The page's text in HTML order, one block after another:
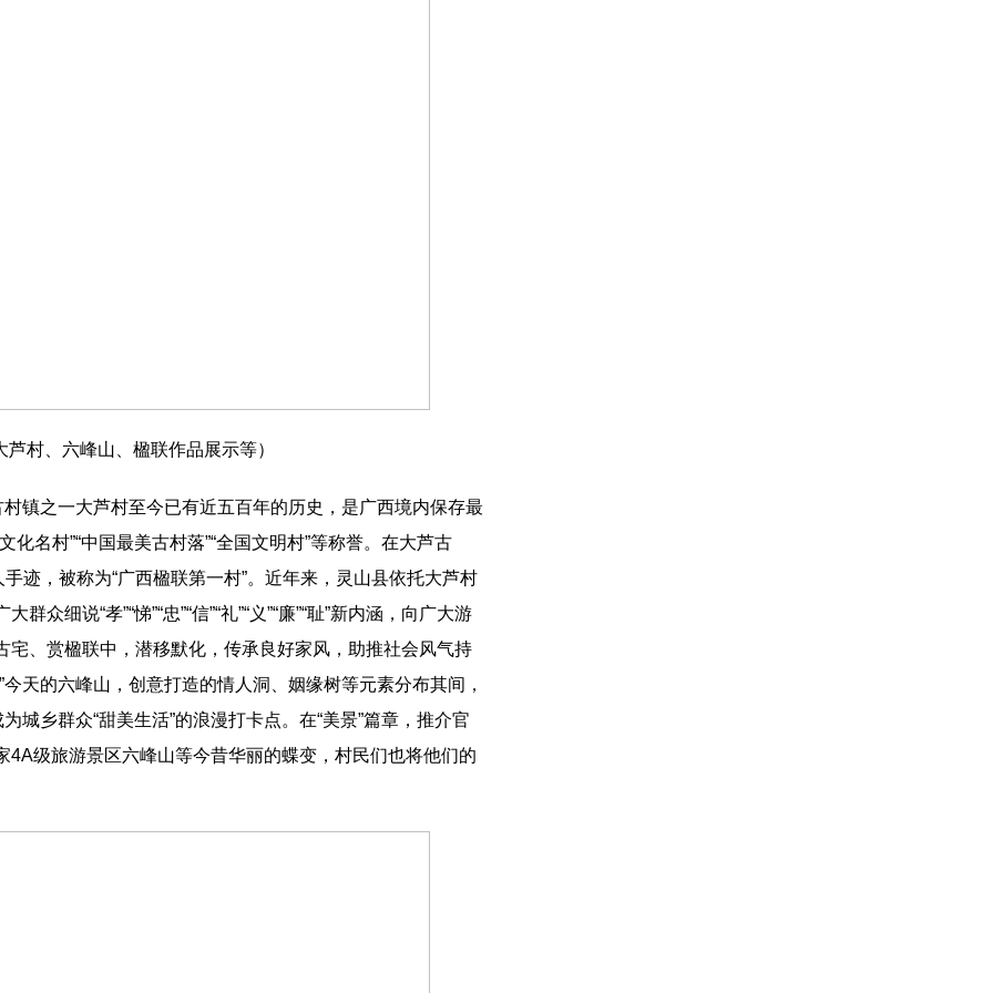
芦村、六峰山、楹联作品展示等）
镇之一大芦村至今已有近五百年的历史，是广西境内保存最
名村”“中国最美古村落”“全国文明村”等称誉。在大芦古
迹，被称为“广西楹联第一村”。近年来，灵山县依托大芦村
众细说“孝”“悌”“忠”“信”“礼”“义”“廉”“耻”新内涵，向广大游
、赏楹联中，潜移默化，传承良好家风，助推社会风气持
天的六峰山，创意打造的情人洞、姻缘树等元素分布其间，
城乡群众“甜美生活”的浪漫打卡点。在“美景”篇章，推介官
级旅游景区六峰山等今昔华丽的蝶变，村民们也将他们的